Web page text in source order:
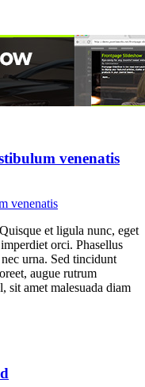
venenatis
et ligula nunc, eget
orci. Phasellus
urna. Sed tincidunt
augue rutrum
sit amet malesuada diam